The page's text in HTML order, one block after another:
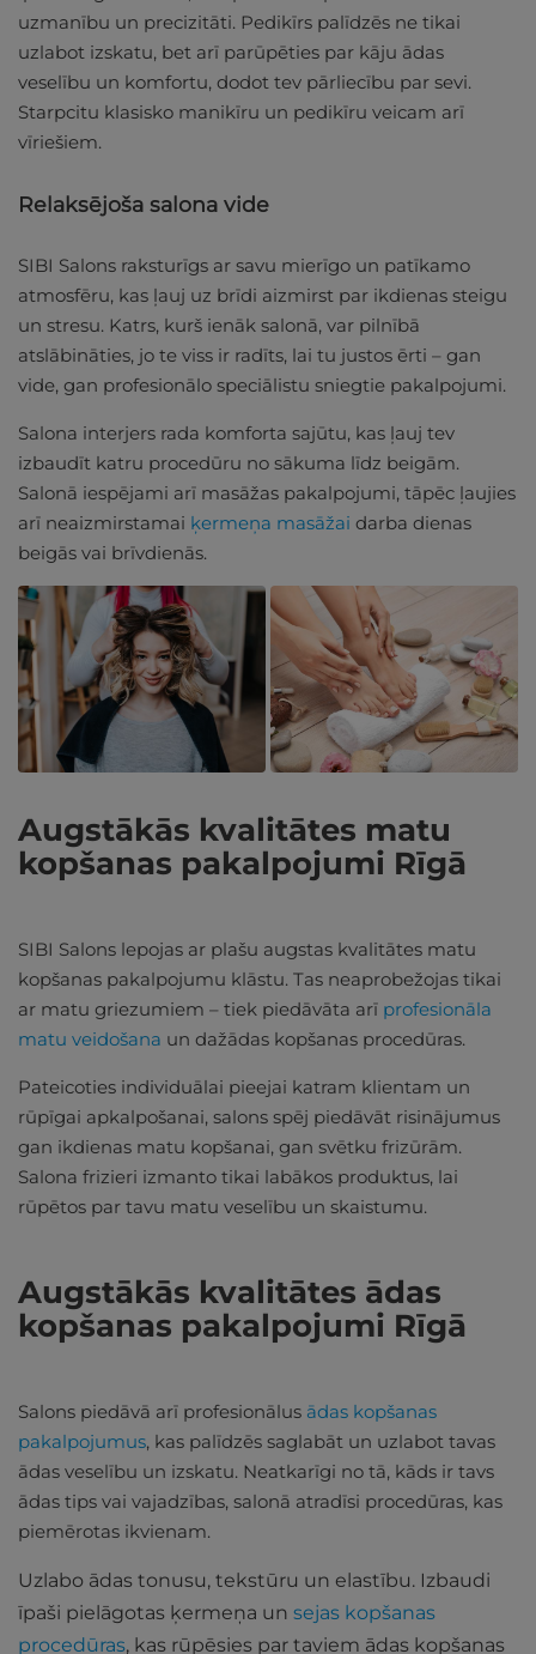
uzmanību un precizitāti. Pedikīrs palīdzēs ne tikai
uzlabot izskatu, bet arī parūpēties par kāju ādas
veselību un komfortu, dodot tev pārliecību par sevi.
Starpcitu klasisko manikīru un pedikīru veicam arī
vīriešiem.
Relaksējoša salona vide
SIBI Salons raksturīgs ar savu mierīgo un patīkamo
atmosfēru, kas ļauj uz brīdi aizmirst par ikdienas steigu
un stresu. Katrs, kurš ienāk salonā, var pilnībā
atslābināties, jo te viss ir radīts, lai tu justos ērti – gan
vide, gan profesionālo speciālistu sniegtie pakalpojumi.
Salona interjers rada komforta sajūtu, kas ļauj tev
izbaudīt katru procedūru no sākuma līdz beigām.
Salonā iespējami arī masāžas pakalpojumi, tāpēc ļaujies
arī neaizmirstamai ķermeņa masāžai darba dienas
beigās vai brīvdienās.
Augstākās kvalitātes matu
kopšanas pakalpojumi Rīgā
SIBI Salons lepojas ar plašu augstas kvalitātes matu
kopšanas pakalpojumu klāstu. Tas neaprobežojas tikai
ar matu griezumiem – tiek piedāvāta arī profesionāla
matu veidošana un dažādas kopšanas procedūras.
Pateicoties individuālai pieejai katram klientam un
rūpīgai apkalpošanai, salons spēj piedāvāt risinājumus
gan ikdienas matu kopšanai, gan svētku frizūrām.
Salona frizieri izmanto tikai labākos produktus, lai
rūpētos par tavu matu veselību un skaistumu.
Augstākās kvalitātes ādas
kopšanas pakalpojumi Rīgā
Salons piedāvā arī profesionālus ādas kopšanas
pakalpojumus, kas palīdzēs saglabāt un uzlabot tavas
ādas veselību un izskatu. Neatkarīgi no tā, kāds ir tavs
ādas tips vai vajadzības, salonā atradīsi procedūras, kas
piemērotas ikvienam.
Uzlabo ādas tonusu, tekstūru un elastību. Izbaudi
īpaši pielāgotas ķermeņa un sejas kopšanas
procedūras, kas rūpēsies par taviem ādas kopšanas